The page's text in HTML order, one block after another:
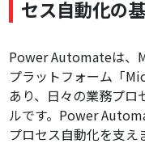
セス自動化の
Power Automateは、
プラットフォーム「
あり、日々の業務プロ
ルです。Power
プロセス自動化を支え